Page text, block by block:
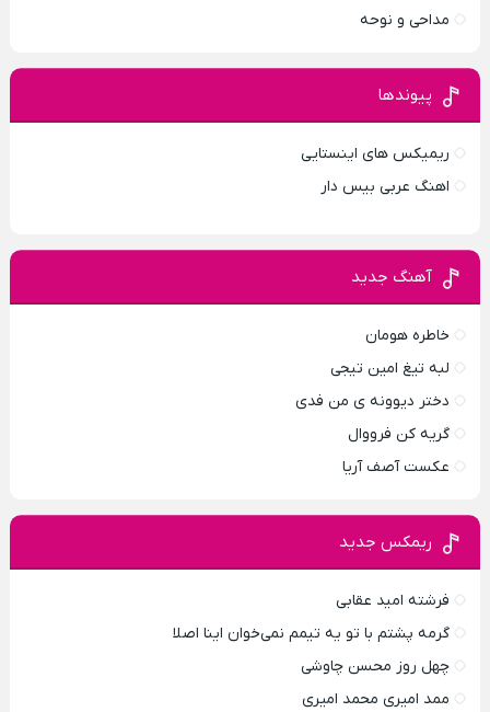
مداحی و نوحه
پیوندها
ریمیکس های اینستایی
اهنگ عربی بیس دار
آهنگ جدید
خاطره هومان
لبه تیغ امین تیجی
دختر دیوونه‌ ی من فدی
گریه کن فرووال
عکست آصف آریا
ریمکس جدید
فرشته امید عقابی
گرمه پشتم با تو یه تیمم نمی‌خوان اینا اصلا
چهل روز محسن چاوشی
ممد امیری محمد امیری